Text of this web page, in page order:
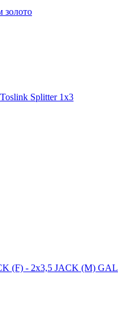
золото
Splitter 1x3
(F) - 2x3,5 JACK (M) GAL